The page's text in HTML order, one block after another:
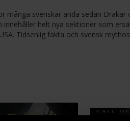
många svenskar ända sedan
innehåller helt nya sektioner som
Tidsenlig fakta och svensk